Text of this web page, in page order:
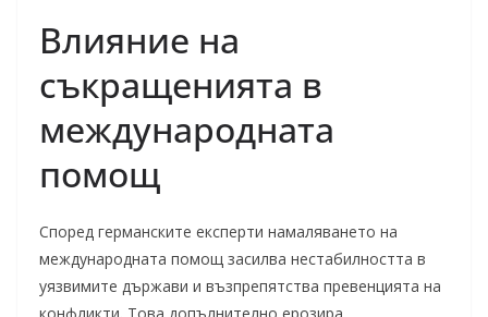
Влияние на
съкращенията в
международната
помощ
Според германските експерти намаляването на
международната помощ засилва нестабилността в
уязвимите държави и възпрепятства превенцията на